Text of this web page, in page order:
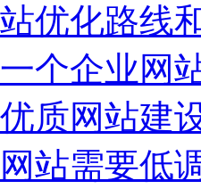
优化路线
个企业网
质网站建
站需要低